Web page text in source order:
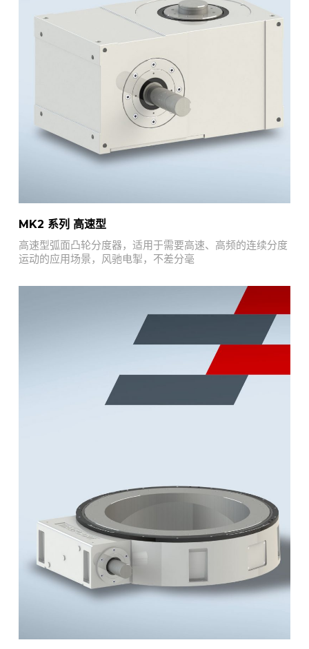
MK2 系列 高速型
高速型弧面凸轮分度器，适用于需要高速、高频的连续分度
运动的应用场景，风驰电掣，不差分毫